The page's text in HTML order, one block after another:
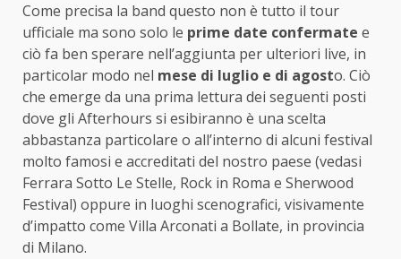
Come precisa la band questo non è tutto il tour
ufficiale ma sono solo le prime date confermate e
ciò fa ben sperare nell’aggiunta per ulteriori live, in
particolar modo nel mese di luglio e di agosto. Ciò
che emerge da una prima lettura dei seguenti posti
dove gli Afterhours si esibiranno è una scelta
abbastanza particolare o all’interno di alcuni festival
molto famosi e accreditati del nostro paese (vedasi
Ferrara Sotto Le Stelle, Rock in Roma e Sherwood
Festival) oppure in luoghi scenografici, visivamente
d’impatto come Villa Arconati a Bollate, in provincia
di Milano.